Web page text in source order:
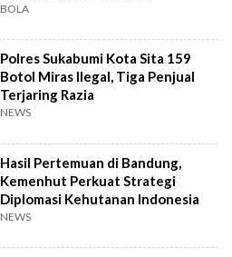
BOLA
Polres Sukabumi Kota Sita 159
Botol Miras Ilegal, Tiga Penjual
Terjaring Razia
NEWS
Hasil Pertemuan di Bandung,
Kemenhut Perkuat Strategi
Diplomasi Kehutanan Indonesia
NEWS